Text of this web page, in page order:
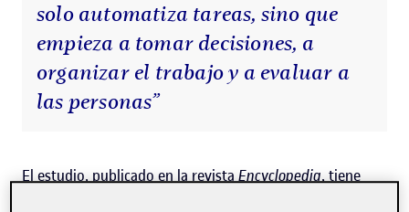
solo automatiza tareas, sino que
empieza a tomar decisiones, a
organizar el trabajo y a evaluar a
las personas”
El estudio, publicado en la revista Encyclopedia, tiene